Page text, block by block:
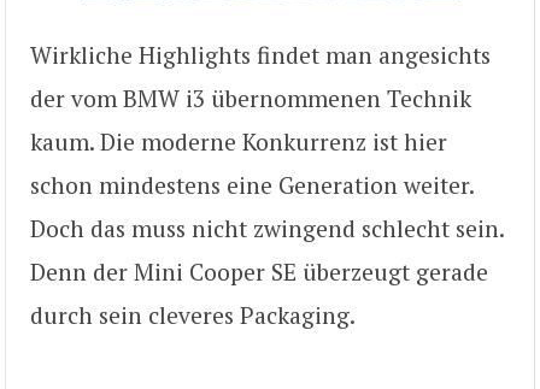
Wirkliche Highlights findet man angesichts
der vom BMW i3 übernommenen Technik
kaum. Die moderne Konkurrenz ist hier
schon mindestens eine Generation weiter.
Doch das muss nicht zwingend schlecht sein.
Denn der Mini Cooper SE überzeugt gerade
durch sein cleveres Packaging.